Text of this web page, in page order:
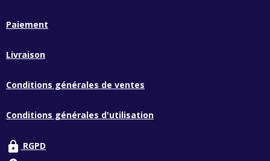
Paiement
Livraison
Conditions générales de ventes
Conditions générales d'utilisation
lock RGPD